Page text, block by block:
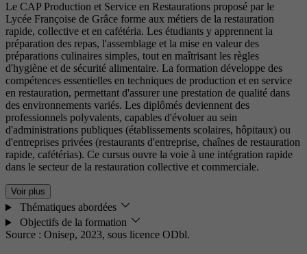
Le CAP Production et Service en Restaurations proposé par le
Lycée Françoise de Grâce forme aux métiers de la restauration
rapide, collective et en cafétéria. Les étudiants y apprennent la
préparation des repas, l'assemblage et la mise en valeur des
préparations culinaires simples, tout en maîtrisant les règles
d'hygiène et de sécurité alimentaire. La formation développe des
compétences essentielles en techniques de production et en service
en restauration, permettant d'assurer une prestation de qualité dans
des environnements variés. Les diplômés deviennent des
professionnels polyvalents, capables d'évoluer au sein
d'administrations publiques (établissements scolaires, hôpitaux) ou
d'entreprises privées (restaurants d'entreprise, chaînes de restauration
rapide, cafétérias). Ce cursus ouvre la voie à une intégration rapide
dans le secteur de la restauration collective et commerciale.
Voir plus
Thématiques abordées
Objectifs de la formation
Source : Onisep, 2023, sous licence ODbl.